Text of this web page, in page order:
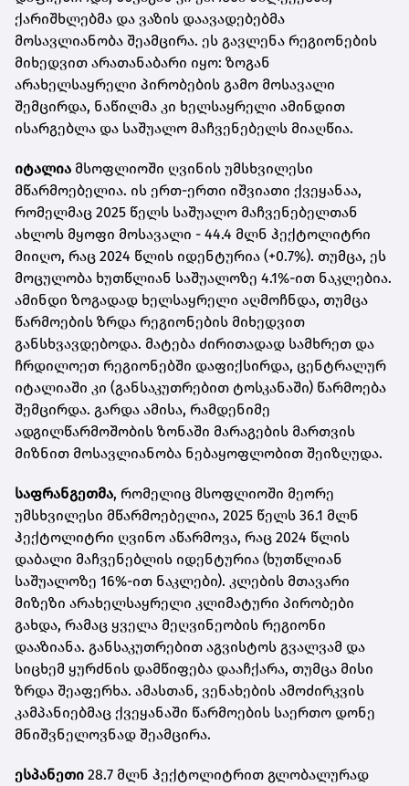
ქარიშხლებმა და ვაზის დაავადებებმა
მოსავლიანობა შეამცირა. ეს გავლენა რეგიონების
მიხედვით არათანაბარი იყო: ზოგან
არახელსაყრელი პირობების გამო მოსავალი
შემცირდა, ნაწილმა კი ხელსაყრელი ამინდით
ისარგებლა და საშუალო მაჩვენებელს მიაღწია.
იტალია მსოფლიოში ღვინის უმსხვილესი
მწარმოებელია. ის ერთ-ერთი იშვიათი ქვეყანაა,
რომელმაც 2025 წელს საშუალო მაჩვენებელთან
ახლოს მყოფი მოსავალი - 44.4 მლნ ჰექტოლიტრი
მიიღო, რაც 2024 წლის იდენტურია (+0.7%). თუმცა, ეს
მოცულობა ხუთწლიან საშუალოზე 4.1%-ით ნაკლებია.
ამინდი ზოგადად ხელსაყრელი აღმოჩნდა, თუმცა
წარმოების ზრდა რეგიონების მიხედვით
განსხვავდებოდა. მატება ძირითადად სამხრეთ და
ჩრდილოეთ რეგიონებში დაფიქსირდა, ცენტრალურ
იტალიაში კი (განსაკუთრებით ტოსკანაში) წარმოება
შემცირდა. გარდა ამისა, რამდენიმე
ადგილწარმოშობის ზონაში მარაგების მართვის
მიზნით მოსავლიანობა ნებაყოფლობით შეიზღუდა.
საფრანგეთმა, რომელიც მსოფლიოში მეორე
უმსხვილესი მწარმოებელია, 2025 წელს 36.1 მლნ
ჰექტოლიტრი ღვინო აწარმოვა, რაც 2024 წლის
დაბალი მაჩვენებლის იდენტურია (ხუთწლიან
საშუალოზე 16%-ით ნაკლები). კლების მთავარი
მიზეზი არახელსაყრელი კლიმატური პირობები
გახდა, რამაც ყველა მეღვინეობის რეგიონი
დააზიანა. განსაკუთრებით აგვისტოს გვალვამ და
სიცხემ ყურძნის დამწიფება დააჩქარა, თუმცა მისი
ზრდა შეაფერხა. ამასთან, ვენახების ამოძირკვის
კამპანიებმაც ქვეყანაში წარმოების საერთო დონე
მნიშვნელოვნად შეამცირა.
ესპანეთი 28.7 მლნ ჰექტოლიტრით გლობალურად